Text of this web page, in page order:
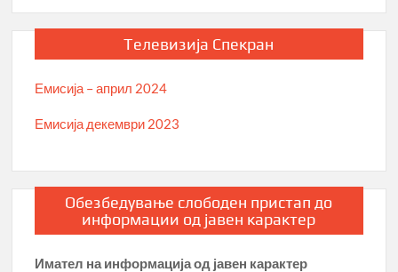
Телевизија Спекран
Емисија – април 2024
Емисија декември 2023
Обезбедување слободен пристап до
информации од јавен карактер
Имател на информација од јавен карактер